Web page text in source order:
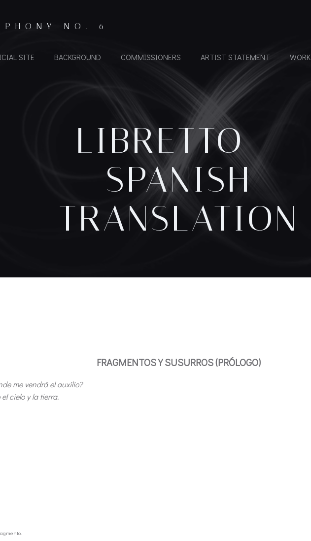
NO. 6
SITE BACKGROUND COMMISSIONERS ARTIST STATEMENT WORK
LIBRETTO –
SPANISH
TRANSLATION
FRAGMENTOS Y SUSURROS (PRÓLOGO)
me vendrá el auxilio?
cielo y la tierra.